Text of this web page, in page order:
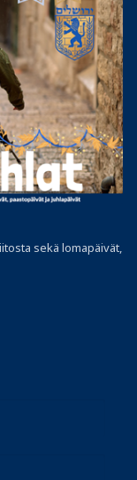
sekä lomapäivät,